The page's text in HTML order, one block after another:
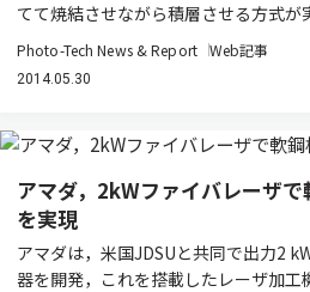
てて焼結させながら積層させる方式が
Photo-Tech News & Report Web記事
2014.05.30
アマダ，2kWファイバレーザ
を実現
アマダは，米国JDSUと共同で出力2
器を開発，これを搭載したレーザ加工